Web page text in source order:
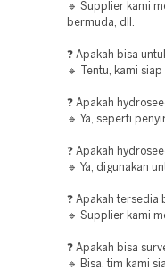
🔹 Supplier kami
bermuda, dll.
❓ Apakah bisa
🔹 Tentu, kami
❓ Apakah
🔹 Ya, seperti
❓ Apakah
🔹 Ya, digunakan
❓ Apakah
🔹 Supplier kami
❓ Apakah bisa
🔹 Bisa, tim kami